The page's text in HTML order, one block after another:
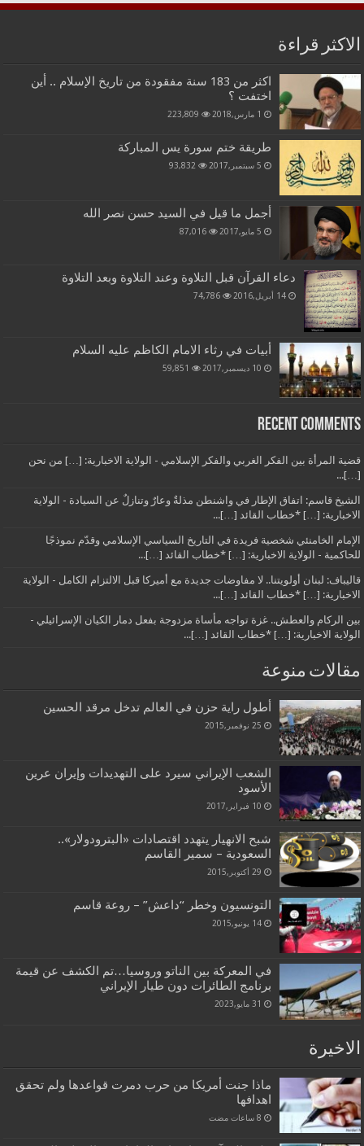
الاكثر قراءة
اكثر من 183 سنة مفقودة من تاريخ الإسلام .. أين
اختفت ؟
1 مارس,2018 223,809
طريقة ختم سورة يس المباركة
5 سبتمبر,2017 93,832
أجمل ما قيل في السيد حسن نصر الله
5 مايو,2017 87,016
دعاء القرآن قبل التلاوة وعند التلاوة وبعد التلاوة
14 أبريل,2016 74,786
أبيات في رثاء الامام الكاظم عليه السلام
10 ديسمبر,2017 59,851
Recent Comments
قضية المرأة بين الفكر الغربي والفكر الإسلامي - الولاية الاخبارية: […] من نحن
[…]...
الشيخ قاسم: اتفاق الإطار في واشنطن مذلةٌ وعارٌ وتنازلٌ عن السيادة - الولاية
الاخبارية: […] *خطاب القائد […]...
الإمام الخامنئي شخصية فريدة في التاريخ السياسي الإسلامي وقدّم نموذجًا
للحاكمية - الولاية الاخبارية: […] *خطاب القائد […]...
قاليباف: لبنان أولويتنا.. لا مفاوضات جديدة مع أميركا قبل الالتزام الكامل - الولاية
الاخبارية: […] *خطاب القائد […]...
بين الركام والعطش.. غزة تواجه مأساة مزدوجة بفعل دمار الكيان الإسرائيلي -
الولاية الاخبارية: […] *خطاب القائد […]...
مقالات منوعة
أطول راية حزن في العالم تدخل مرقد الحسين
25 نوفمبر,2015
الشعب الإيراني سيرد على التهديدات وإيران عرين
الأسود
10 فبراير,2017
شبح الانهيار يتهدد اقتصادات «البترودولار»..
السعودية – سمير القاسم
29 أكتوبر,2015
التونسيون وخطر “داعش” – روعة قاسم
14 يونيو,2015
في المعركة بين الناتو وروسيا…تم الكشف عن قيمة
برنامج الطائرات دون طيار الإيراني
31 مايو,2023
الاخيرة
ماذا جنت أمريكا من حرب دمرت قواعدها ولم تحقق
اهدافها